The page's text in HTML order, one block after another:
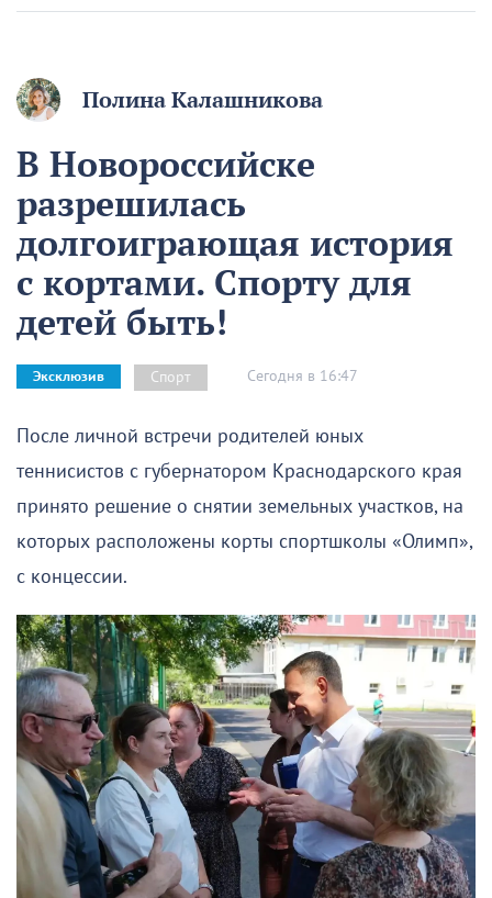
Полина Калашникова
В Новороссийске
разрешилась
долгоиграющая история
с кортами. Спорту для
детей быть!
Эксклюзив Спорт Сегодня в 16:47
После личной встречи родителей юных
теннисистов с губернатором Краснодарского края
принято решение о снятии земельных участков, на
которых расположены корты спортшколы «Олимп»,
с концессии.